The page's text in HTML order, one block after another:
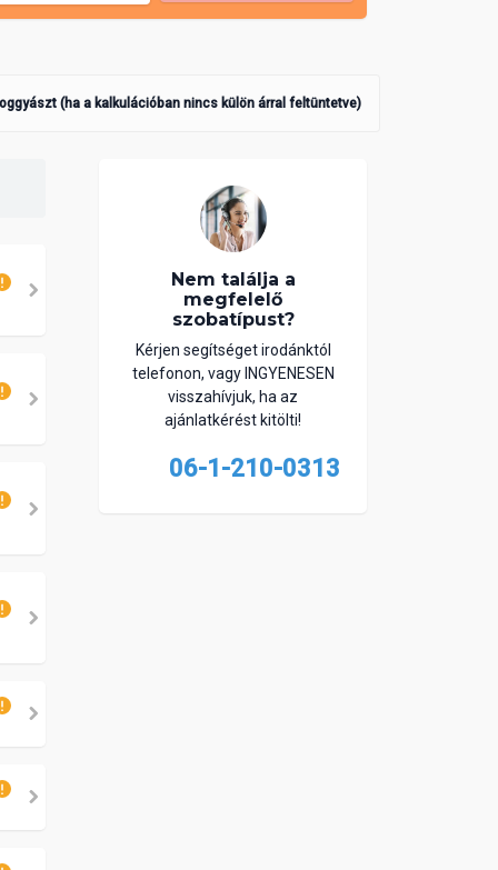
(ha a kalkulációban nincs külön árral feltüntetve)
Nem találja a
megfelelő
szobatípust?
Kérjen segítséget irodánktól
telefonon, vagy INGYENESEN
visszahívjuk, ha az
ajánlatkérést kitölti!
06-1-210-0313